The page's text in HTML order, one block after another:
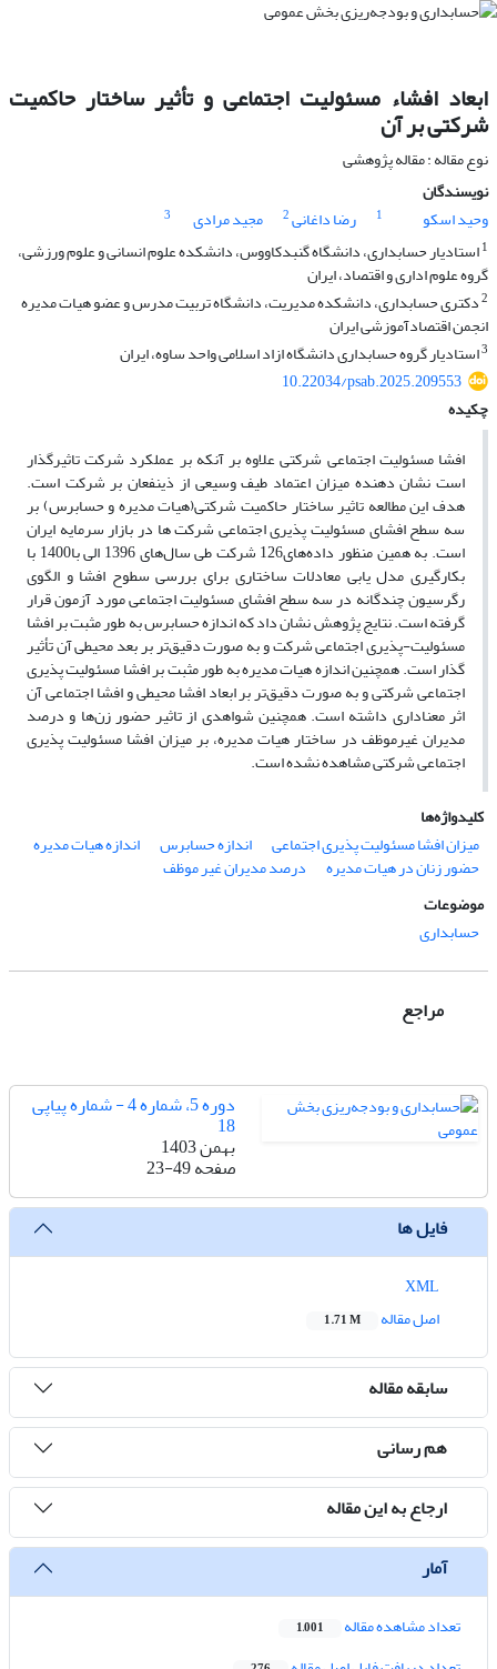
ابعاد افشاء مسئولیت اجتماعی و تأثیر ساختار حاکمیت
شرکتی بر آن
نوع مقاله : مقاله پژوهشی
نویسندگان
وحید اسکو
1 رضا داغانی2 مجید مرادی
3
1استادیار حسابداری، دانشگاه گنبدکاووس، دانشکده علوم انسانی و علوم ورزشی،
گروه علوم اداری و اقتصاد، ایران
2دکتری حسابداری، دانشکده مدیریت، دانشگاه تربیت مدرس و عضو هیات مدیره
انجمن اقتصادآموزشی ایران
3استادیار گروه حسابداری دانشگاه ازاد اسلامی واحد ساوه، ایران
10.22034/psab.2025.209553
چکیده
افشا مسئولیت اجتماعی شرکتی علاوه بر آنکه بر عملکرد شرکت تاثیرگذار
است نشان دهنده میزان اعتماد طیف وسیعی از ذینفعان بر شرکت است.
هدف این مطالعه تاثیر ساختار حاکمیت شرکتی(هیات مدیره و حسابرس) بر
سه سطح افشای مسئولیت پذیری اجتماعی شرکت ها در بازار سرمایه ایران
است. به همین منظور داده‌های126 شرکت طی سال‌های 1396 الی با1400 با
بکارگیری مدل یابی معادلات ساختاری برای بررسی سطوح افشا و الگوی
رگرسیون چندگانه در سه سطح افشای مسئولیت اجتماعی مورد آزمون قرار
گرفته است. نتایج پژوهش نشان داد که اندازه حسابرس به طور مثبت بر افشا
مسئولیت-پذیری اجتماعی شرکت و به صورت دقیق‌تر بر بعد محیطی آن تأثیر
گذار است. همچنین اندازه هیات مدیره به طور مثبت بر افشا مسئولیت پذیری
اجتماعی شرکتی و به صورت دقیق‌تر بر ابعاد افشا محیطی و افشا اجتماعی آن
اثر معناداری داشته است. همچنین شواهدی از تاثیر حضور زن‌ها و درصد
مدیران غیرموظف در ساختار هیات مدیره، بر میزان افشا مسئولیت پذیری
اجتماعی شرکتی مشاهده نشده است.
کلیدواژه‌ها
میزان افشا مسئولیت پذیری اجتماعی
اندازه حسابرس اندازه هیات مدیره
حضور زنان در هیات مدیره
درصد مدیران غیر موظف
موضوعات
حسابداری
مراجع
دوره 5، شماره 4 - شماره پیاپی
18
بهمن 1403
صفحه23-49
فایل ها
اصل مقاله
1.71 M
سابقه مقاله
هم رسانی
ارجاع به این مقاله
آمار
تعداد مشاهده مقاله 1,001